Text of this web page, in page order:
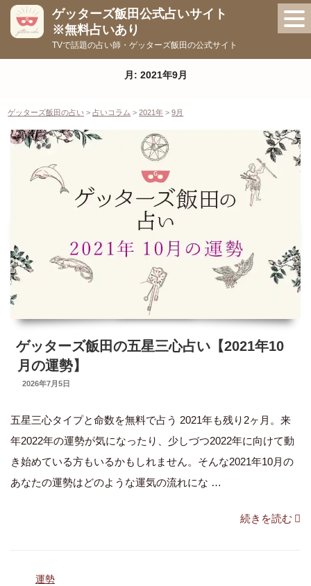
ン
ゲッターズ飯田公式占いサイト
※無料占いあり
TVで話題の占い師・ゲッターズ飯田の公式サイト
月: 2021年9月
ゲッターズ飯田の占い >占いコラム >2021年 >9月
ゲッターズ飯田の五星三心占い【2021年10
月の運勢】
UPDATED
2026年7月5日
五星三心タイプと命数を無料で占う 2021年も残り2ヶ月。来
年2022年の運勢が気になったり、少しづつ2022年に向けて動
き始めている方もいるかもしれません。そんな2021年10月の
あなたの運勢はどのような運気の流れにな …
“ゲ
続きを読む
カ
運勢